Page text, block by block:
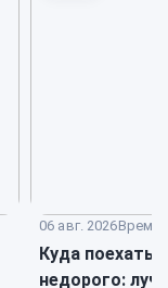
06 авг. 2026Время
Куда поехать
недорого: